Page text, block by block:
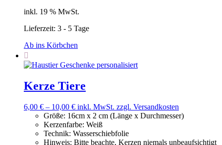
inkl. 19 % MwSt.
Lieferzeit: 3 - 5 Tage
Ab ins Körbchen
Kerze Tiere
6,00 € – 10,00 € inkl. MwSt. zzgl. Versandkosten
Größe: 16cm x 2 cm (Länge x Durchmesser)
Kerzenfarbe: Weiß
Technik: Wasserschiebfolie
Hinweis: Bitte beachte, Kerzen niemals unbeaufsichtigt